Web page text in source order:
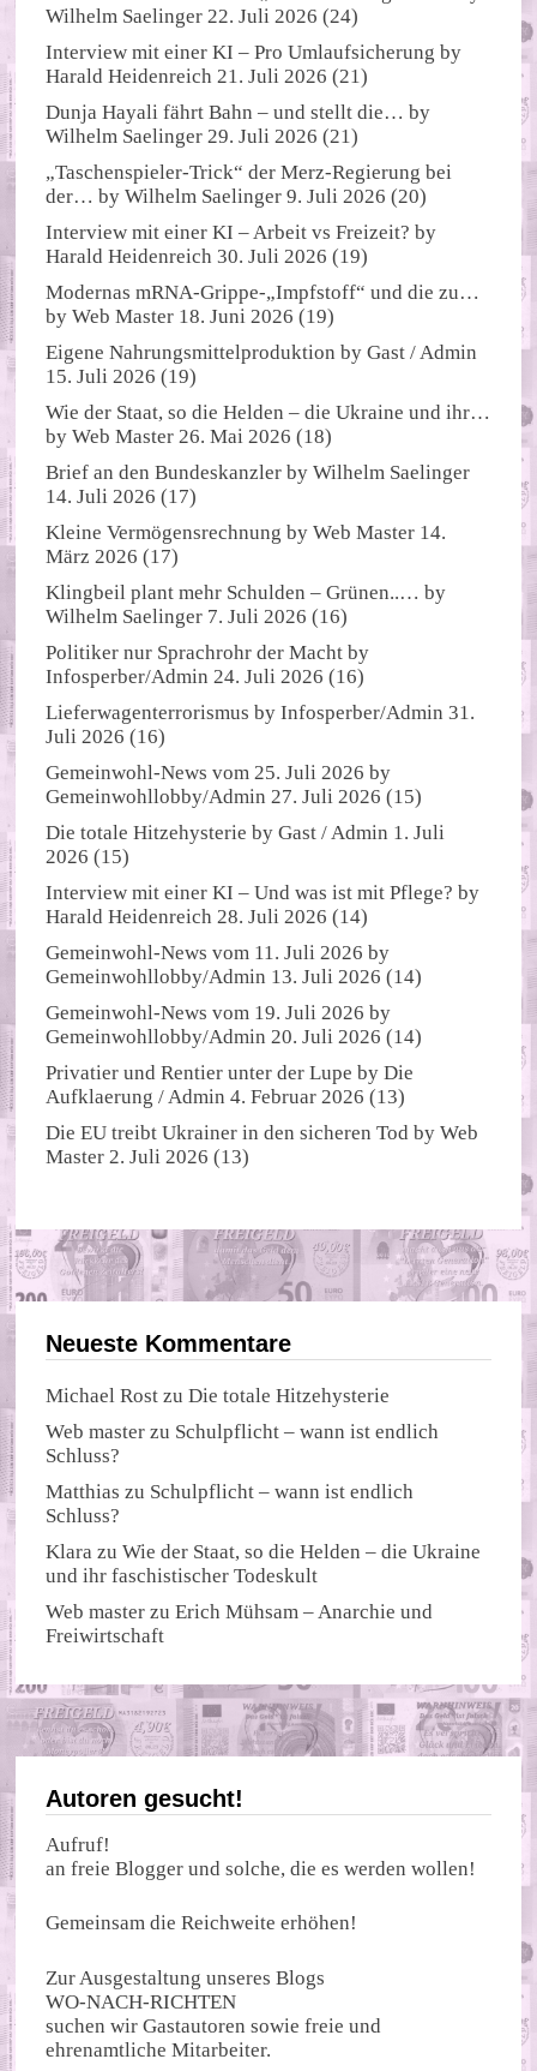
Wilhelm Saelinger 22. Juli 2026 (24)
Interview mit einer KI – Pro Umlaufsicherung by
Harald Heidenreich 21. Juli 2026 (21)
Dunja Hayali fährt Bahn – und stellt die… by
Wilhelm Saelinger 29. Juli 2026 (21)
„Taschenspieler-Trick“ der Merz-Regierung bei
der… byWilhelm Saelinger 9. Juli 2026 (20)
Interview mit einer KI – Arbeit vs Freizeit? by
Harald Heidenreich 30. Juli 2026 (19)
Modernas mRNA-Grippe-„Impfstoff“ und die zu…
byWeb Master 18. Juni 2026 (19)
Eigene Nahrungsmittelproduktion byGast / Admin
15. Juli 2026 (19)
Wie der Staat, so die Helden – die Ukraine und ihr…
byWeb Master 26. Mai 2026 (18)
Brief an den Bundeskanzler byWilhelm Saelinger
14. Juli 2026 (17)
Kleine Vermögensrechnung byWeb Master 14.
März 2026 (17)
Klingbeil plant mehr Schulden – Grünen..… by
Wilhelm Saelinger 7. Juli 2026 (16)
Politiker nur Sprachrohr der Macht by
Infosperber/Admin 24. Juli 2026 (16)
Lieferwagenterrorismus byInfosperber/Admin 31.
Juli 2026 (16)
Gemeinwohl-News vom 25. Juli 2026 by
Gemeinwohllobby/Admin 27. Juli 2026 (15)
Die totale Hitzehysterie byGast / Admin 1. Juli
2026 (15)
Interview mit einer KI – Und was ist mit Pflege? by
Harald Heidenreich 28. Juli 2026 (14)
Gemeinwohl-News vom 11. Juli 2026 by
Gemeinwohllobby/Admin 13. Juli 2026 (14)
Gemeinwohl-News vom 19. Juli 2026 by
Gemeinwohllobby/Admin 20. Juli 2026 (14)
Privatier und Rentier unter der Lupe byDie
Aufklaerung / Admin 4. Februar 2026 (13)
Die EU treibt Ukrainer in den sicheren Tod byWeb
Master 2. Juli 2026 (13)
Neueste Kommentare
Michael Rost zuDie totale Hitzehysterie
Web master zu Schulpflicht – wann ist endlich
Schluss?
Matthias zu Schulpflicht – wann ist endlich
Schluss?
Klara zuWie der Staat, so die Helden – die Ukraine
und ihr faschistischer Todeskult
Web master zuErich Mühsam – Anarchie und
Freiwirtschaft
Autoren gesucht!
Aufruf!
an freie Blogger und solche, die es werden wollen!
Gemeinsam die Reichweite erhöhen!
Zur Ausgestaltung unseres Blogs
WO-NACH-RICHTEN
suchen wir Gastautoren sowie freie und
ehrenamtliche Mitarbeiter.